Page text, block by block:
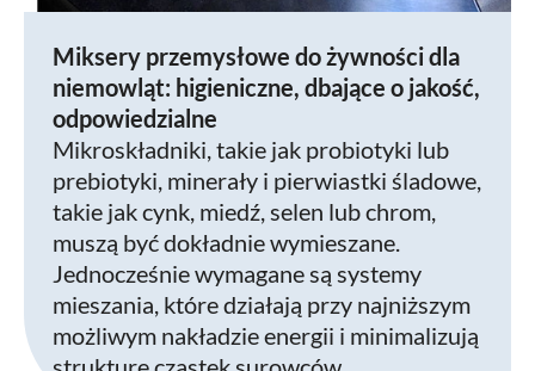
Miksery przemysłowe do żywności dla
niemowląt: higieniczne, dbające o jakość,
odpowiedzialne
Mikroskładniki, takie jak probiotyki lub
prebiotyki, minerały i pierwiastki śladowe,
takie jak cynk, miedź, selen lub chrom,
muszą być dokładnie wymieszane.
Jednocześnie wymagane są systemy
mieszania, które działają przy najniższym
możliwym nakładzie energii i minimalizują